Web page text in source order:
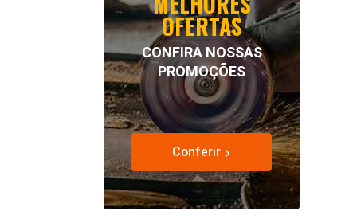
OFERTAS
CONFIRA NOSSAS
PROMOÇÕES
Conferir